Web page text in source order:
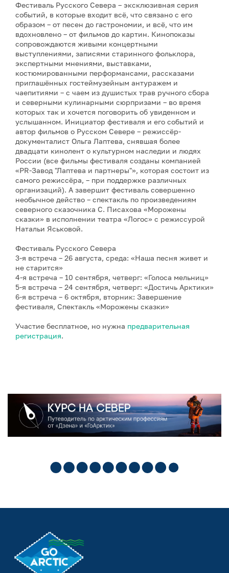
Фестиваль Русского Севера – эксклюзивная серия
событий, в которые входит всё, что связано с его
образом – от песен до гастрономии, и всё, что им
вдохновлено – от фильмов до картин. Кинопоказы
сопровождаются живыми концертными
выступлениями, записями старинного фольклора,
экспертными мнениями, выставками,
костюмированными перформансами, рассказами
приглашённых гостеймузейным антуражем и
чаепитиями – с чаем из душистых трав ручного сбора
и северными кулинарными сюрпризами – во время
которых так и хочется поговорить об увиденном и
услышанном. Инициатор фестиваля и его событий и
автор фильмов о Русском Севере – режиссёр-
документалист Ольга Лаптева, снявшая более
двадцати кинолент о культурном наследии и людях
России (все фильмы фестиваля созданы компанией
«PR-Завод "Лаптева и партнеры"», которая состоит из
самого режиссёра, – при поддержке различных
организаций). А завершит фестиваль совершенно
необычное действо – спектакль по произведениям
северного сказочника С. Писахова «Морожены
сказки» в исполнении театра «Логос» с режиссурой
Натальи Яськовой.
Фестиваль Русского Севера
3-я встреча – 26 августа, среда: «Наша песня живет и
не старится»
4-я встреча – 10 сентября, четверг: «Голоса мельниц»
5-я встреча – 24 сентября, четверг: «Достичь Арктики»
6-я встреча – 6 октября, вторник: Завершение
фестиваля, Спектакль «Морожены сказки»
Участие бесплатное, но нужна предварительная
регистрация.